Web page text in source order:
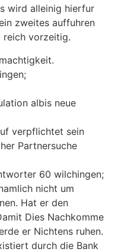
wird alleinig hierfur
zweites auffuhren
reich vorzeitig.
albis neue
verpflichtet sein
Partnersuche
60 wilchingen;
nicht um
Hat er den
Dies Nachkomme
er Nichtens ruhen.
durch die Bank